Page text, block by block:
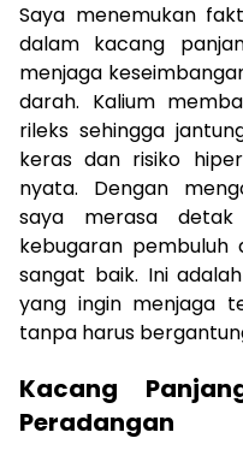
Saya menemukan
dalam kacang
menjaga
darah. Kalium
rileks sehingga
keras dan risiko
nyata. Dengan
saya merasa
kebugaran
sangat baik. Ini
yang ingin menjaga
tanpa harus
Kacang
Peradangan